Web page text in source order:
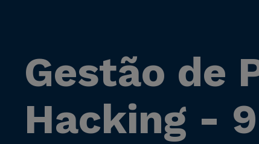
Gestão de
Hacking -